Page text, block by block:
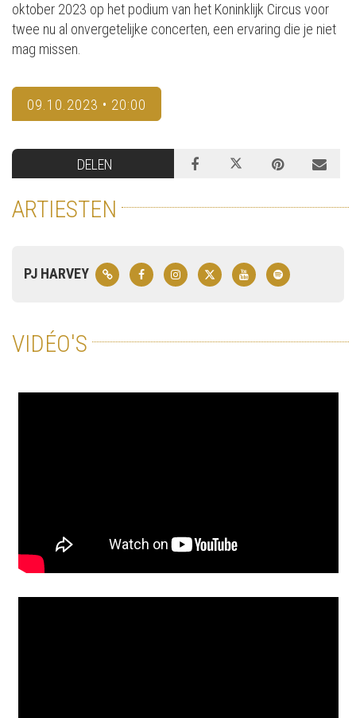
oktober 2023 op het podium van het Koninklijk Circus voor
twee nu al onvergetelijke concerten, een ervaring die je niet
mag missen.
09.10.2023 • 20:00
DELEN
ARTIESTEN
PJ HARVEY
VIDÉO'S